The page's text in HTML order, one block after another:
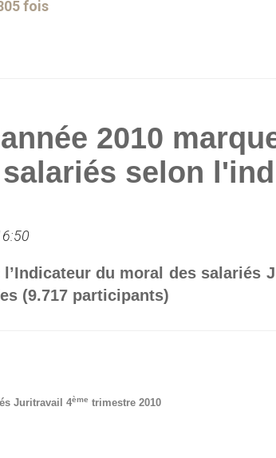
fois
2010
selon
du moral des salariés
(9.717 participants)
Juritravail 4ème trimestre 2010